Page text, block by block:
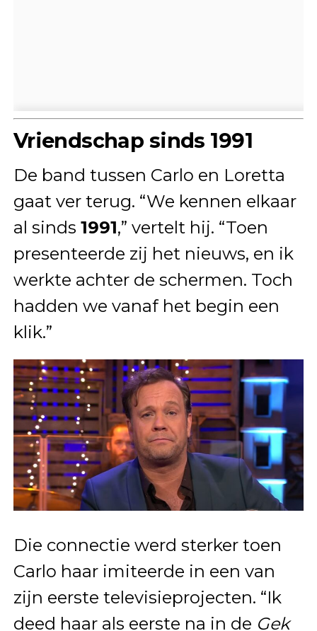
Vriendschap sinds 1991
De band tussen Carlo en Loretta
gaat ver terug. “We kennen elkaar
al sinds 1991,” vertelt hij. “Toen
presenteerde zij het nieuws, en ik
werkte achter de schermen. Toch
hadden we vanaf het begin een
klik.”
Die connectie werd sterker toen
Carlo haar imiteerde in een van
zijn eerste televisieprojecten. “Ik
deed haar als eerste na in de Gek